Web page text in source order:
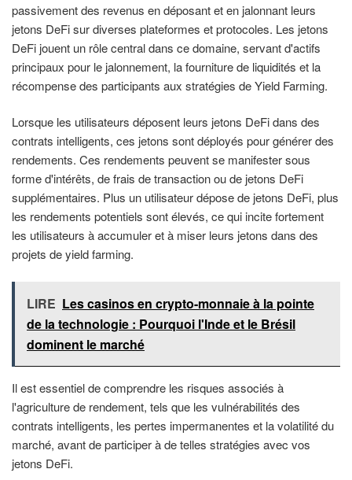
passivement des revenus en déposant et en jalonnant leurs
jetons DeFi sur diverses plateformes et protocoles. Les jetons
DeFi jouent un rôle central dans ce domaine, servant d'actifs
principaux pour le jalonnement, la fourniture de liquidités et la
récompense des participants aux stratégies de Yield Farming.
Lorsque les utilisateurs déposent leurs jetons DeFi dans des
contrats intelligents, ces jetons sont déployés pour générer des
rendements. Ces rendements peuvent se manifester sous
forme d'intérêts, de frais de transaction ou de jetons DeFi
supplémentaires. Plus un utilisateur dépose de jetons DeFi, plus
les rendements potentiels sont élevés, ce qui incite fortement
les utilisateurs à accumuler et à miser leurs jetons dans des
projets de yield farming.
LIRE Les casinos en crypto-monnaie à la pointe
de la technologie : Pourquoi l'Inde et le Brésil
dominent le marché
Il est essentiel de comprendre les risques associés à
l'agriculture de rendement, tels que les vulnérabilités des
contrats intelligents, les pertes impermanentes et la volatilité du
marché, avant de participer à de telles stratégies avec vos
jetons DeFi.